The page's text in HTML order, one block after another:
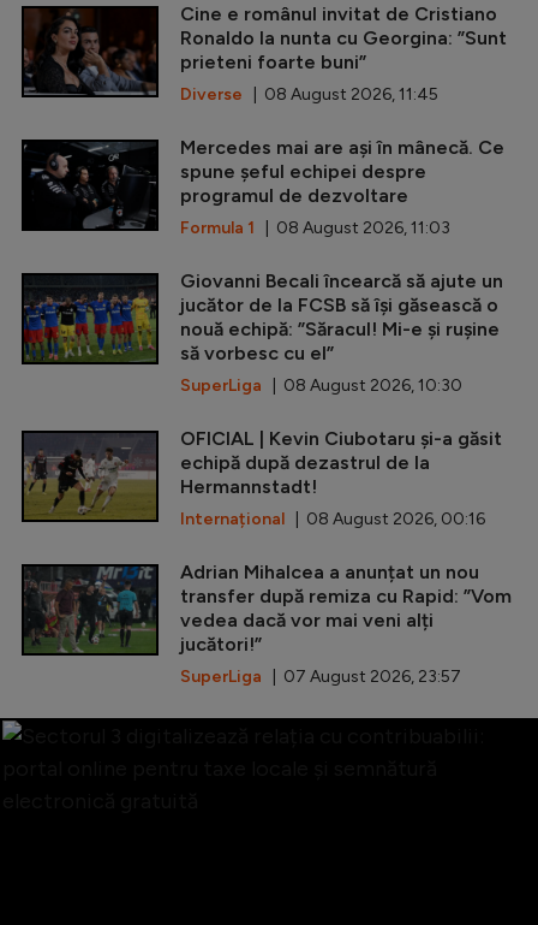
Cine e românul invitat de Cristiano
Ronaldo la nunta cu Georgina: ”Sunt
prieteni foarte buni”
Diverse | 08 August 2026, 11:45
Mercedes mai are ași în mânecă. Ce
spune șeful echipei despre
programul de dezvoltare
Formula 1 | 08 August 2026, 11:03
Giovanni Becali încearcă să ajute un
jucător de la FCSB să își găsească o
nouă echipă: ”Săracul! Mi-e și rușine
să vorbesc cu el”
SuperLiga | 08 August 2026, 10:30
OFICIAL | Kevin Ciubotaru și-a găsit
echipă după dezastrul de la
Hermannstadt!
Internațional | 08 August 2026, 00:16
Adrian Mihalcea a anunțat un nou
transfer după remiza cu Rapid: ”Vom
vedea dacă vor mai veni alți
jucători!”
SuperLiga | 07 August 2026, 23:57